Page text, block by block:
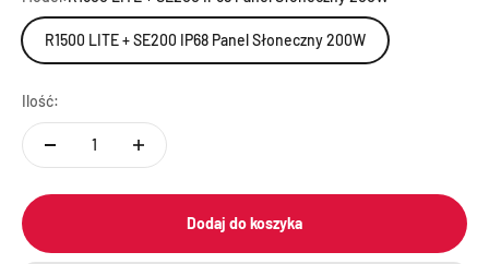
R1500 LITE + SE200 IP68 Panel Słoneczny 200W
Ilość:
Dodaj do koszyka